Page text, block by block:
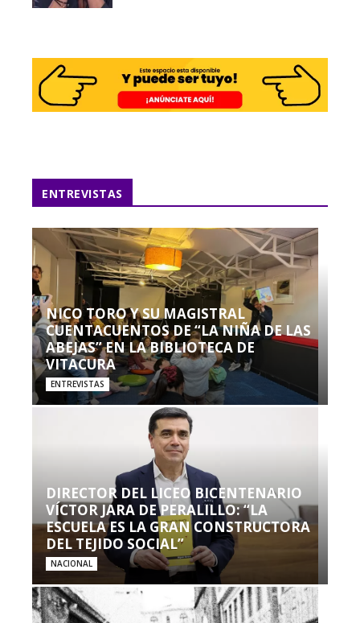
ENTREVISTAS
NICO TORO Y SU MAGISTRAL
CUENTACUENTOS DE “LA NIÑA DE LAS
ABEJAS” EN LA BIBLIOTECA DE
VITACURA
ENTREVISTAS
DIRECTOR DEL LICEO BICENTENARIO
VÍCTOR JARA DE PERALILLO: “LA
ESCUELA ES LA GRAN CONSTRUCTORA
DEL TEJIDO SOCIAL”
NACIONAL